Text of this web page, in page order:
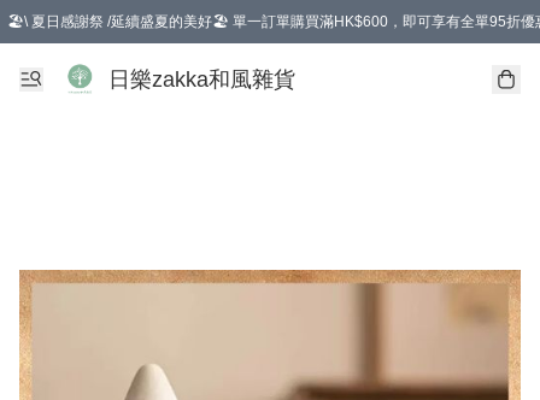
🏖️\ 夏日感謝祭 /延續盛夏的美好🏖️ 單一訂單購買滿HK$600，即可享有全單95折優
選擇GoGoX住宅/工商地址配送，單一訂單消費購物滿HK$680(折扣後），可享有
日樂zakka和風雜貨